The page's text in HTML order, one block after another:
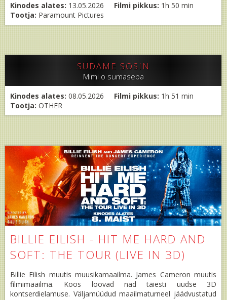
Kinodes alates: 13.05.2026 Filmi pikkus: 1h 50 min
Tootja: Paramount Pictures
SÜDAME SOSIN
Mimi o sumaseba
Kinodes alates: 08.05.2026 Filmi pikkus: 1h 51 min
Tootja: OTHER
BILLIE EILISH - HIT ME HARD AND
SOFT: THE TOUR (LIVE IN 3D)
Billie Eilish muutis muusikamaailma. James Cameron muutis
filmimaailma. Koos loovad nad täiesti uudse 3D
kontserdielamuse. Väljamüüdud maailmaturneel jäädvustatud